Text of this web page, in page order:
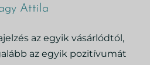
Attila
az egyik vásárlódtól,
az egyik pozitívumát